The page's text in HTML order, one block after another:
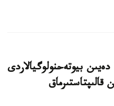
-جىلعا دەيىن بيوتەحنولوگيالاردى